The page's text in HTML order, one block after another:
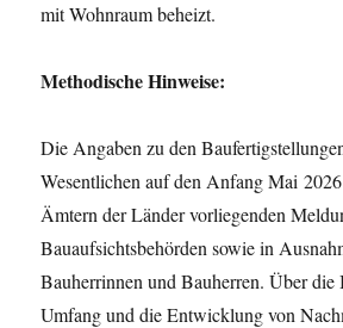
mit Wohnraum beheizt.
Methodische Hinweise:
Die Angaben zu den
Wesentlichen auf den Anfang Mai
Ämtern der Länder vorliegenden
Bauaufsichtsbehörden sowie in
Bauherrinnen und Bauherren. Über die
Umfang und die Entwicklung von